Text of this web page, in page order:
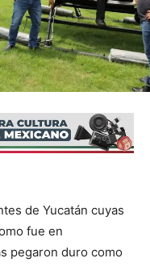
de Yucatán cuyas
fue en
pegaron duro como